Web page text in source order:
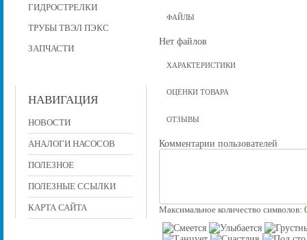
ГИДРОСТРЕЛКИ
ТРУБЫ ТВЭЛ ПЭКС
ЗАПЧАСТИ
НАВИГАЦИЯ
НОВОСТИ
АНАЛОГИ НАСОСОВ
ПОЛЕЗНОЕ
ПОЛЕЗНЫЕ ССЫЛКИ
КАРТА САЙТА
ФАЙЛЫ
Нет файлов
ХАРАКТЕРИСТИКИ
ОЦЕНКИ ТОВАРА
ОТЗЫВЫ
Комментарии пользователей
Максимальное количество символов: